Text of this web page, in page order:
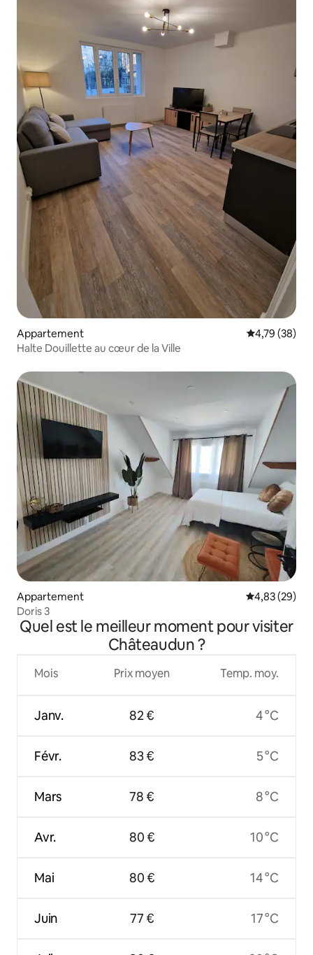
Appartement Évaluation
4,79 (38)
Halte Douillette au cœur de la Ville
Appartement Évaluation
4,83 (29)
Doris 3
Quel est le meilleur moment pour visiter
Châteaudun ?
Mois
Janv.
Févr.
Mars
Avr.
Mai
Juin
Prix moyen
82 €
83 €
78 €
80 €
80 €
77 €
Temp. moy.
4 °C
5 °C
8 °C
10 °C
14 °C
17 °C